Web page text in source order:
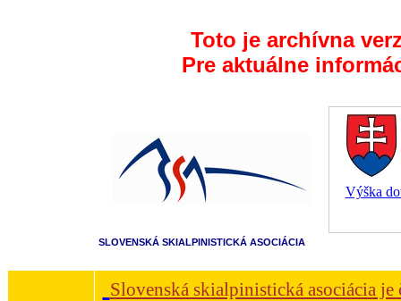
Toto je archívna
Pre aktuálne
Výška
SLOVENSKÁ SKIALPINISTICKÁ ASOCIÁCIA
Slovenská skialpinistická asociácia